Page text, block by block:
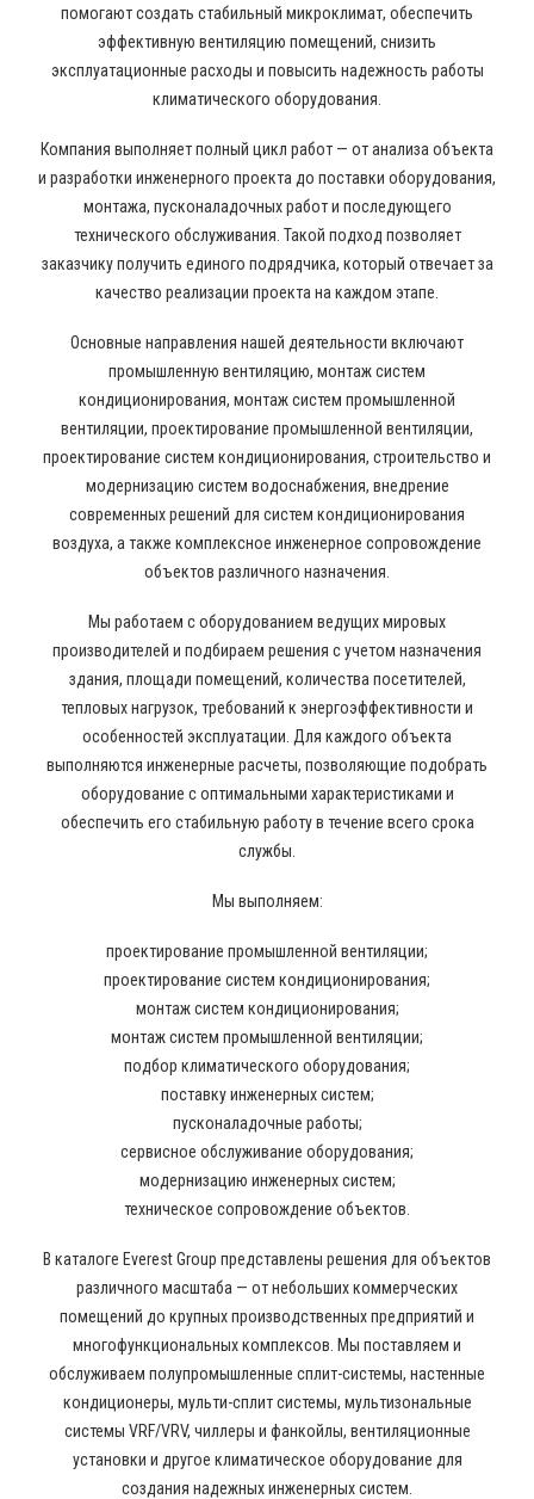
помогают создать стабильный микроклимат, обеспечить
эффективную вентиляцию помещений, снизить
эксплуатационные расходы и повысить надежность работы
климатического оборудования.
Компания выполняет полный цикл работ — от анализа объекта
и разработки инженерного проекта до поставки оборудования,
монтажа, пусконаладочных работ и последующего
технического обслуживания. Такой подход позволяет
заказчику получить единого подрядчика, который отвечает за
качество реализации проекта на каждом этапе.
Основные направления нашей деятельности включают
промышленную вентиляцию, монтаж систем
кондиционирования, монтаж систем промышленной
вентиляции, проектирование промышленной вентиляции,
проектирование систем кондиционирования, строительство и
модернизацию систем водоснабжения, внедрение
современных решений для систем кондиционирования
воздуха, а также комплексное инженерное сопровождение
объектов различного назначения.
Мы работаем с оборудованием ведущих мировых
производителей и подбираем решения с учетом назначения
здания, площади помещений, количества посетителей,
тепловых нагрузок, требований к энергоэффективности и
особенностей эксплуатации. Для каждого объекта
выполняются инженерные расчеты, позволяющие подобрать
оборудование с оптимальными характеристиками и
обеспечить его стабильную работу в течение всего срока
службы.
Мы выполняем:
проектирование промышленной вентиляции;
проектирование систем кондиционирования;
монтаж систем кондиционирования;
монтаж систем промышленной вентиляции;
подбор климатического оборудования;
поставку инженерных систем;
пусконаладочные работы;
сервисное обслуживание оборудования;
модернизацию инженерных систем;
техническое сопровождение объектов.
В каталоге Everest Group представлены решения для объектов
различного масштаба — от небольших коммерческих
помещений до крупных производственных предприятий и
многофункциональных комплексов. Мы поставляем и
обслуживаем полупромышленные сплит-системы, настенные
кондиционеры, мульти-сплит системы, мультизональные
системы VRF/VRV, чиллеры и фанкойлы, вентиляционные
установки и другое климатическое оборудование для
создания надежных инженерных систем.